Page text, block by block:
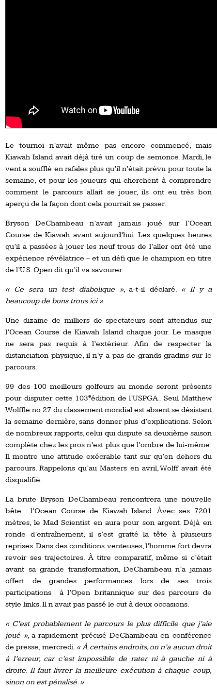
Le tournoi n’avait même pas encore commencé, mais
Kiawah Island avait déjà tiré un coup de semonce. Mardi, le
vent a soufflé en rafales plus qu’il n’était prévu pour toute la
semaine, et pour les joueurs qui cherchent à comprendre
comment le parcours allait se jouer, ils ont eu très bon
aperçu de la façon dont cela pourrait se passer.
Bryson DeChambeau n’avait jamais joué sur l’Ocean
Course de Kiawah avant aujourd’hui. Les quelques heures
qu’il a passées à jouer les neuf trous de l’aller ont été une
expérience révélatrice – et un défi que le champion en titre
de l’U.S. Open dit qu’il va savourer.
« Ce sera un test diabolique », a-t-il déclaré. « Il y a
beaucoup de bons trous ici ».
Une dizaine de milliers de spectateurs sont attendus sur
l’Ocean Course de Kiawah Island chaque jour. Le masque
ne sera pas requis à l’extérieur. Afin de respecter la
distanciation physique, il n’y a pas de grands gradins sur le
parcours.
99 des 100 meilleurs golfeurs au monde seront présents
pour disputer cette 103eédition de l’USPGA.. Seul Matthew
Wolffle no 27 du classement mondial est absent se désistant
la semaine dernière, sans donner plus d’explications. Selon
de nombreux rapports, celui qui dispute sa deuxième saison
complète chez les pros n’est plus que l’ombre de lui-même.
Il montre une attitude exécrable tant sur qu’en dehors du
parcours. Rappelons qu’au Masters en avril, Wolff avait été
disqualifié.
La brute Bryson DeChambeau rencontrera une nouvelle
bête : l’Ocean Course de Kiawah Island. Àvec ses 7201
mètres, le Mad Scientist en aura pour son argent. Déjà en
ronde d’entraînement, il s’est gratté la tête à plusieurs
reprises. Dans des conditions venteuses, l’homme fort devra
revoir ses trajectoires. À titre comparatif, même si c’était
avant sa grande transformation, DeChambeau n’a jamais
offert de grandes performances lors de ses trois
participations à l’Open britannique sur des parcours de
style links. Il n’avait pas passé le cut à deux occasions.
« C’est probablement le parcours le plus difficile que j’aie
joué », a rapidement précisé DeChambeau en conférence
de presse, mercredi. « À certains endroits, on n’a aucun droit
à l’erreur, car c’est impossible de rater ni à gauche ni à
droite. Il faut livrer la meilleure exécution à chaque coup,
sinon on est pénalisé. »